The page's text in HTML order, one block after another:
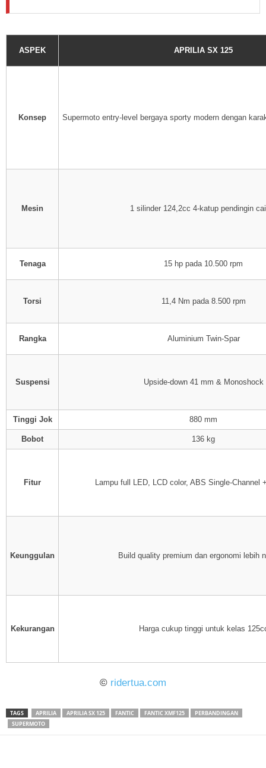
ASPEK APRILIA SX 125
Konsep Supermoto entry-level bergaya sporty modern dengan
Mesin 1 silinder 124,2cc 4-katup pendingin
Tenaga 15 hp pada 10.500 rpm
Torsi 11,4 Nm pada 8.500 rpm
Rangka Aluminium Twin-Spar
Suspensi Upside-down 41 mm & Monoshock
Tinggi Jok 880 mm
Bobot 136 kg
Fitur Lampu full LED, LCD color, ABS Single-Channel
Keunggulan Build quality premium dan ergonomi lebih
Kekurangan Harga cukup tinggi untuk kelas
© ridertua.com
TAGS APRILIA APRILIA SX 125 FANTIC FANTIC XMF125
PERBANDINGAN
SUPERMOTO